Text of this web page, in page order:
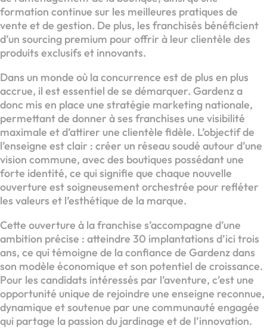
formation continue sur les meilleures pratiques de
vente et de gestion. De plus, les franchisés bénéficient
d’un sourcing premium pour offrir à leur clientèle des
produits exclusifs et innovants.
Dans un monde où la concurrence est de plus en plus
accrue, il est essentiel de se démarquer. Gardenz a
donc mis en place une stratégie marketing nationale,
permettant de donner à ses franchises une visibilité
maximale et d’attirer une clientèle fidèle. L’objectif de
l’enseigne est clair : créer un réseau soudé autour d’une
vision commune, avec des boutiques possédant une
forte identité, ce qui signifie que chaque nouvelle
ouverture est soigneusement orchestrée pour refléter
les valeurs et l’esthétique de la marque.
Cette ouverture à la franchise s’accompagne d’une
ambition précise : atteindre 30 implantations d’ici trois
ans, ce qui témoigne de la confiance de Gardenz dans
son modèle économique et son potentiel de croissance.
Pour les candidats intéressés par l’aventure, c’est une
opportunité unique de rejoindre une enseigne reconnue,
dynamique et soutenue par une communauté engagée
qui partage la passion du jardinage et de l’innovation.